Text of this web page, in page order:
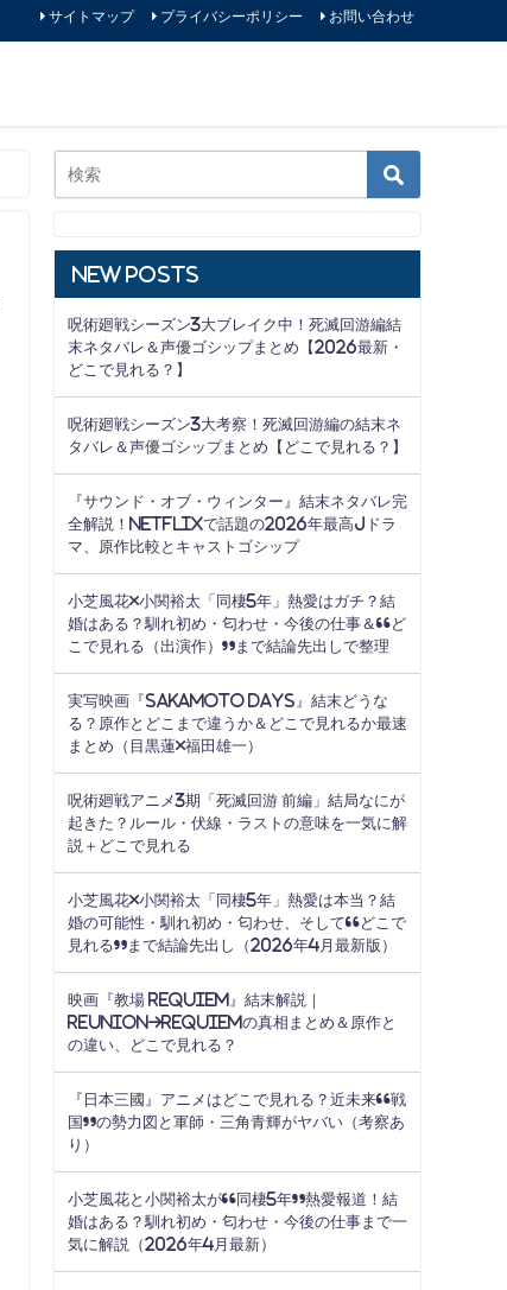
サイトマップ プライバシーポリシー お問い合わせ
New Posts
呪術廻戦シーズン3大ブレイク中！死滅回游編結
末ネタバレ＆声優ゴシップまとめ【2026最新・
どこで見れる？】
呪術廻戦シーズン3大考察！死滅回游編の結末ネ
タバレ＆声優ゴシップまとめ【どこで見れる？】
『サウンド・オブ・ウィンター』結末ネタバレ完
全解説！Netflixで話題の2026年最高Jドラ
マ、原作比較とキャストゴシップ
小芝風花×小関裕太「同棲5年」熱愛はガチ？結
婚はある？馴れ初め・匂わせ・今後の仕事＆“ど
こで見れる（出演作）”まで結論先出しで整理
実写映画『SAKAMOTO DAYS』結末どうな
る？原作とどこまで違うか＆どこで見れるか最速
まとめ（目黒蓮×福田雄一）
呪術廻戦アニメ3期「死滅回游 前編」結局なにが
起きた？ルール・伏線・ラストの意味を一気に解
説＋どこで見れる
小芝風花×小関裕太「同棲5年」熱愛は本当？結
婚の可能性・馴れ初め・匂わせ、そして“どこで
見れる”まで結論先出し（2026年4月最新版）
映画『教場 Requiem』結末解説｜
Reunion→Requiemの真相まとめ＆原作と
の違い、どこで見れる？
『日本三國』アニメはどこで見れる？近未来“戦
国”の勢力図と軍師・三角青輝がヤバい（考察あ
り）
小芝風花と小関裕太が“同棲5年”熱愛報道！結
婚はある？馴れ初め・匂わせ・今後の仕事まで一
気に解説（2026年4月最新）